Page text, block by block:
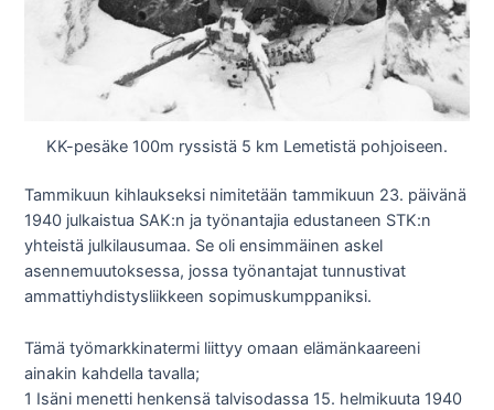
KK-pesäke 100m ryssistä 5 km Lemetistä pohjoiseen.
Tammikuun kihlaukseksi nimitetään tammikuun 23. päivänä
1940 julkaistua SAK:n ja työnantajia edustaneen STK:n
yhteistä julkilausumaa. Se oli ensimmäinen askel
asennemuutoksessa, jossa työnantajat tunnustivat
ammattiyhdistysliikkeen sopimuskumppaniksi.
Tämä työmarkkinatermi liittyy omaan elämänkaareeni
ainakin kahdella tavalla;
1 Isäni menetti henkensä talvisodassa 15. helmikuuta 1940